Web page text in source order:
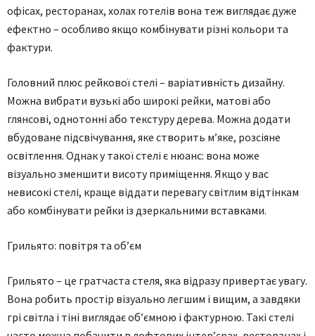
офісах, ресторанах, холах готелів вона теж виглядає дуже
ефектно – особливо якщо комбінувати різні кольори та
фактури.
Головний плюс рейкової стелі – варіативність дизайну.
Можна вибрати вузькі або широкі рейки, матові або
глянсові, однотонні або текстуру дерева. Можна додати
вбудоване підсвічування, яке створить м’яке, розсіяне
освітлення. Однак у такої стелі є нюанс: вона може
візуально зменшити висоту приміщення. Якщо у вас
невисокі стелі, краще віддати перевагу світлим відтінкам
або комбінувати рейки із дзеркальними вставками.
Грильято: повітря та об’єм
Грильято – це гратчаста стеля, яка відразу привертає увагу.
Вона робить простір візуально легшим і вищим, а завдяки
грі світла і тіні виглядає об’ємною і фактурною. Такі стелі